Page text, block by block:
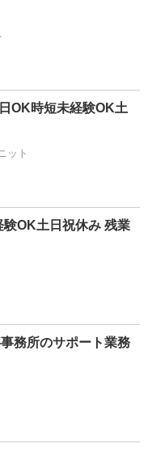
OK時短未経験OK土
ット
OK土日祝休み 残業
務所のサポート業務